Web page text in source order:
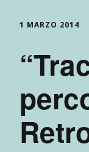
1 MARZO 2014